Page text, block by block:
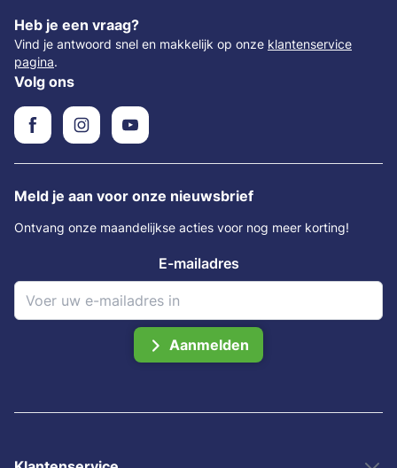
Heb je een vraag?
Vind je antwoord snel en makkelijk op onze klantenservice
pagina.
Volg ons
Meld je aan voor onze nieuwsbrief
Ontvang onze maandelijkse acties voor nog meer korting!
E-mailadres
Aanmelden